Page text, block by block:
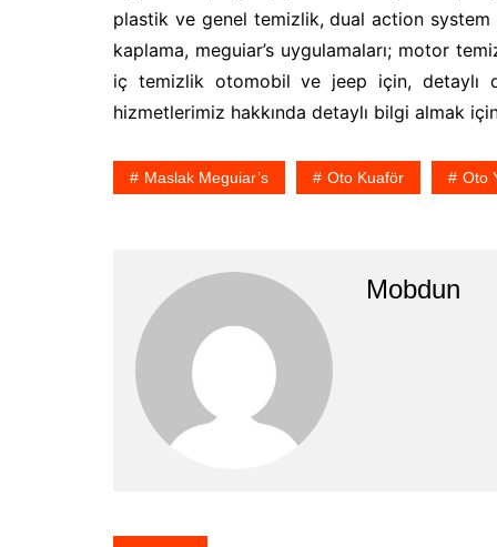
plastik ve genel temizlik, dual action system
kaplama, meguiar’s uygulamaları; motor
iç temizlik otomobil ve jeep için, detaylı
hizmetlerimiz hakkında detaylı bilgi almak
Maslak Meguiar’s Oto Kuaför Oto
Mobdun